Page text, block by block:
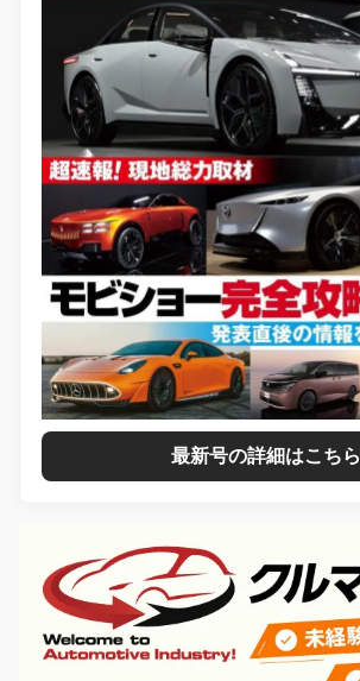
最新号の詳細はこちら